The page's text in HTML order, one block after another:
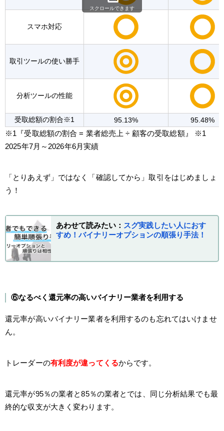
スマホ対応
取引ツールの使い勝手
分析ツールの性能
受取総額の割合※1 95.13% 95.48%
スクロールできます
※1『受取総額の割合 = 業者総売上 ÷ 顧客の受取総額』 ※1
2025年7月～2026年6月実績
「とりあえず」ではなく「確認してから」取引をはじめましょ
う！
あわせて読みたい： スグ実践したい人におす
すめ！バイナリーオプションの順張り手法！
⑥なるべく還元率の高いバイナリー業者を利用する
還元率が高いバイナリー業者を利用するのも忘れてはいけませ
ん。
トレーダーの有利度が違ってくるからです。
還元率が95％の業者と85％の業者とでは、同じ分析結果でも最
終的な収支が大きく変わります。